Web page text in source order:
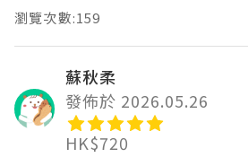
瀏覽次數:159
蘇秋柔
發佈於 2026.05.26
HK$720